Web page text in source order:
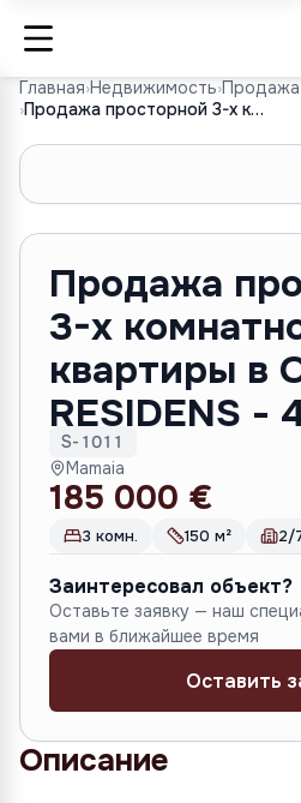
Главная›Недвижимость›Продажа
›
Продажа просторной 3-х комнатной квартиры в Oreo RESIDENS - 4
Продажа
3-х
квартиры в
RESIDENS -
S-1011
Mamaia
185 000 €
3 комн. 150 м² 2/
Заинтересовал объект?
Оставьте заявку — наш
вами в ближайшее время
Оставить
Описание